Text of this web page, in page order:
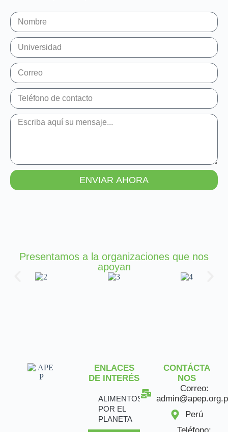
ENVIAR AHORA
Presentamos a la organizaciones que nos
apoyan
ENLACES
DE INTERÉS
ALIMENTOS
POR EL
PLANETA
CONTÁCTA
NOS
Correo:
Perú